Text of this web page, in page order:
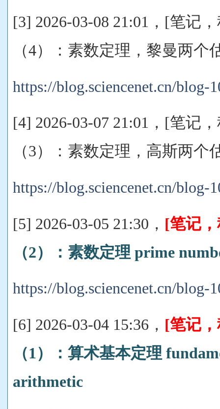
[3] 2026-03-08 21:01，[笔记
（4）：素数定理，黎曼两个
https://blog.sciencenet.cn/blog-
[4] 2026-03-07 21:01，[笔记
（3）：素数定理，高斯两个
https://blog.sciencenet.cn/blog-
[5] 2026-03-05 21:30， [笔记
（2）：素数定理 prime
https://blog.sciencenet.cn/blog-
[6] 2026-03-04 15:36， [笔记
（1）：算术基本定理
arithmetic